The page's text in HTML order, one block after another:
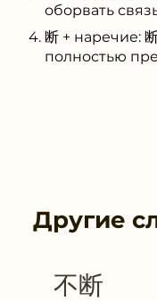
оборвать
断 + наречие:
полностью
Другие
不断